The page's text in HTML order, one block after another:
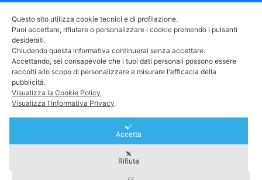
tel. +39 011 793 09 04
cell. +39 320 037 44 17
e-mail. info@assistenzatorino.it
Informative
Questo sito utilizza cookie tecnici e di profilazione.
Puoi accettare, rifiutare o personalizzare i cookie premendo i pulsanti
desiderati.
Chiudendo questa informativa continuerai senza accettare.
Accettando, sei consapevole che i tuoi dati personali possono essere
raccolti allo scopo di personalizzare e misurare l'efficacia della
pubblicità.
Visualizza la Cookie Policy
Visualizza l'Informativa Privacy
Accetta
Rifiuta